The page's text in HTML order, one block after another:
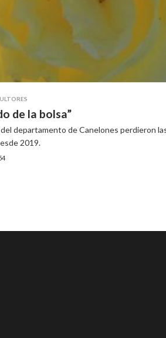
de la bolsa”
departamento de Canelones perdieron
2019.